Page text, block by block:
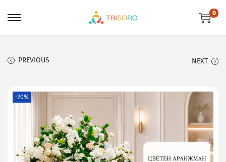
0
PREVIOUS NEXT
-20%